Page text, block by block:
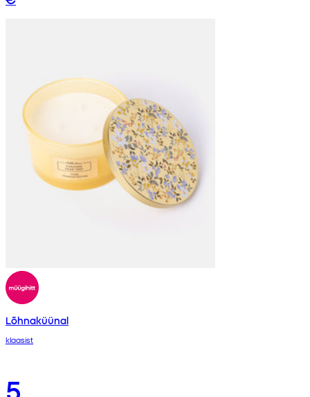
Lõhnaküünal
klaasist
5